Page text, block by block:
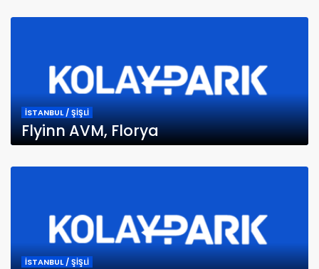
İSTANBUL / ŞİŞLİ
Flyinn AVM, Florya
İSTANBUL / ŞİŞLİ